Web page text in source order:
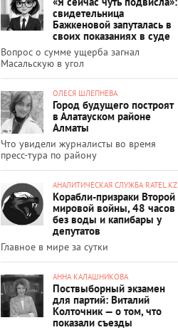
свидетельница
Бажкеновой запуталась в
своих показаниях в суде
Вопрос о сумме ущерба загнал
Масальскую в угол
ОЛЕСЯ ШЛЕПНЕВА
Город будущего построят
в Алатауском районе
Алматы
Что увидели журналисты во время
пресс-тура по району
АНАЛИТИЧЕСКАЯ СЛУЖБА RATEL.KZ
Корабли-призраки Второй
мировой войны, 48 часов
без воды и капибары у
депутатов
Главное в мире за сутки
АННА КАЛАШНИКОВА
Поствыборный экзамен
для партий: Виталий
Колточник — о том, что
показали съезды